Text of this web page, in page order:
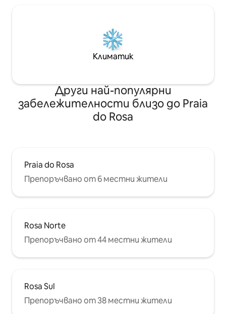
Климатик
Други най-популярни
забележителности близо до Praia
do Rosa
Praia do Rosa
Препоръчвано от 6 местни жители
Rosa Norte
Препоръчвано от 44 местни жители
Rosa Sul
Препоръчвано от 38 местни жители